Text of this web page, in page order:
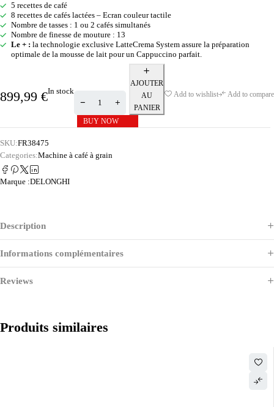
5 recettes de café
8 recettes de cafés lactées – Ecran couleur tactile
Nombre de tasses : 1 ou 2 cafés simultanés
Nombre de finesse de mouture : 13
Le + : la technologie exclusive LatteCrema System assure la préparation
optimale de la mousse de lait pour un Cappuccino parfait.
899,99 €In stock
AJOUTER
AU
PANIER
BUY NOW
Add to wishlist Add to compare
SKU:FR38475
Categories:Machine à café à grain
Marque :DELONGHI
Description
Informations complémentaires
Reviews
Produits similaires